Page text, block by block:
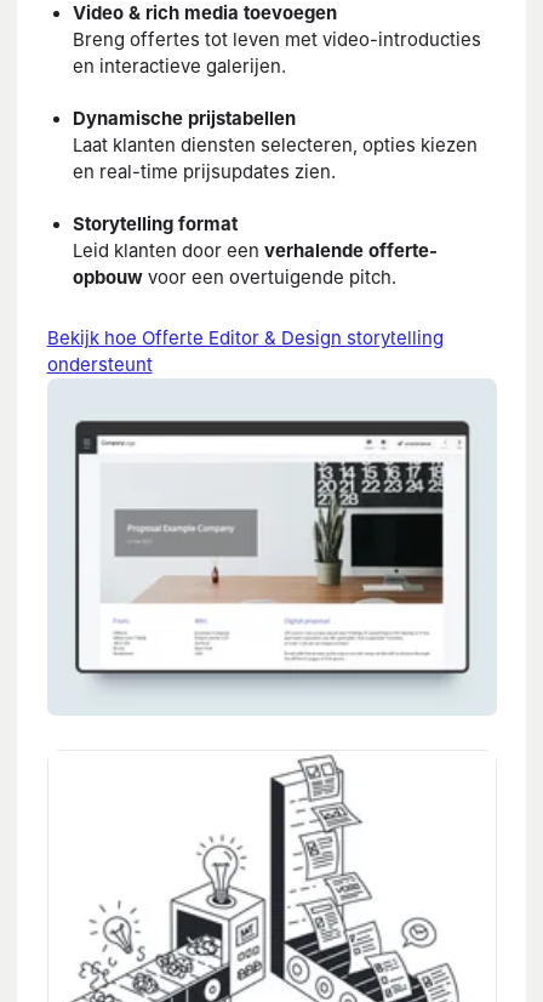
Video & rich media toevoegen
Breng offertes tot leven met video-introducties
en interactieve galerijen.
Dynamische prijstabellen
Laat klanten diensten selecteren, opties kiezen
en real-time prijsupdates zien.
Storytelling format
Leid klanten door een verhalende offerte-
opbouwvoor een overtuigende pitch.
Bekijk hoe Offerte Editor & Design storytelling
ondersteunt